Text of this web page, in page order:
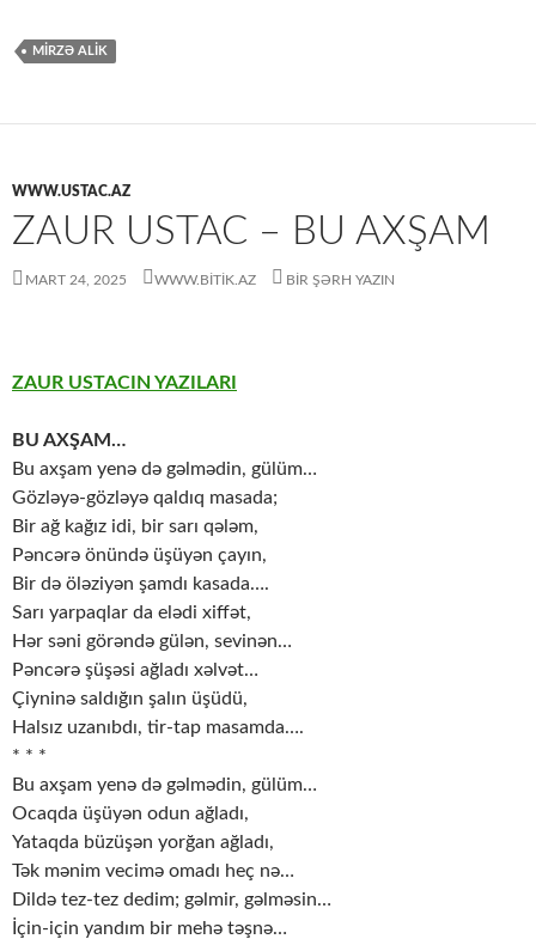
MIRZƏ ALIK
WWW.USTAC.AZ
ZAUR USTAC – BU AXŞAM
MART 24, 2025 WWW.BITIK.AZ BIR ŞƏRH YAZIN
ZAUR USTACIN YAZILARI
BU AXŞAM…
Bu axşam yenə də gəlmədin, gülüm…
Gözləyə-gözləyə qaldıq masada;
Bir ağ kağız idi, bir sarı qələm,
Pəncərə önündə üşüyən çayın,
Bir də öləziyən şamdı kasada….
Sarı yarpaqlar da elədi xiffət,
Hər səni görəndə gülən, sevinən…
Pəncərə şüşəsi ağladı xəlvət…
Çiyninə saldığın şalın üşüdü,
Halsız uzanıbdı, tir-tap masamda….
* * *
Bu axşam yenə də gəlmədin, gülüm…
Ocaqda üşüyən odun ağladı,
Yataqda büzüşən yorğan ağladı,
Tək mənim vecimə omadı heç nə…
Dildə tez-tez dedim; gəlmir, gəlməsin…
İçin-için yandım bir mehə təşnə…